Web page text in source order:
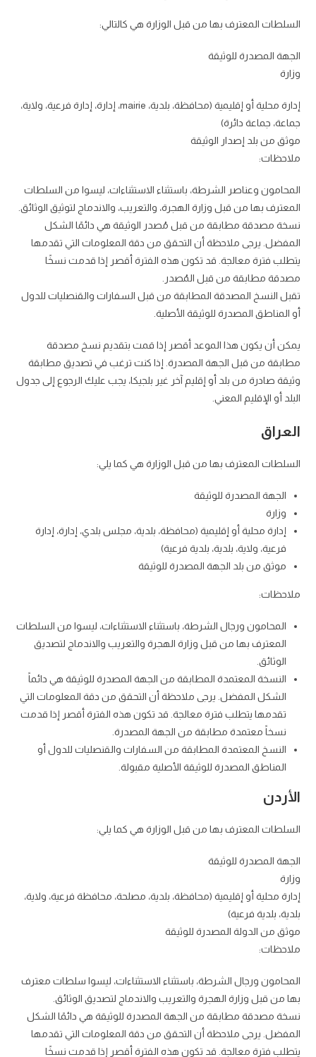
السلطات المعترف بها من قبل الوزارة هي كالتالي:
الجهة المصدرة للوثيقة
وزارة
إدارة محلية أو إقليمية (محافظة، بلدية، mairie، إدارة، إدارة فرعية، ولاية،
جماعة، جماعة دائرة)
موثق من بلد إصدار الوثيقة
ملاحظات:
المحامون وعناصر الشرطة، باستثناء الاستثناءات، ليسوا من السلطات
المعترف بها من قبل وزارة الهجرة، والتعريب، والاندماج لتوثيق الوثائق.
نسخة مصدقة مطابقة من قبل مُصدر الوثيقة هي دائمًا الشكل
المفضل. يرجى ملاحظة أن التحقق من دقة المعلومات التي تقدمها
يتطلب فترة معالجة. قد تكون هذه الفترة أقصر إذا قدمت نسخًا
مصدقة مطابقة من قبل المُصدر.
تقبل النسخ المصدقة المطابقة من قبل السفارات والقنصليات للدول
أو المناطق المصدرة للوثيقة الأصلية.
يمكن أن يكون هذا الموعد أقصر إذا قمت بتقديم نسخ مصدقة
مطابقة من قبل الجهة المصدرة. إذا كنت ترغب في تصديق مطابقة
وثيقة صادرة من بلد أو إقليم آخر غير بلجيكا، يجب عليك الرجوع إلى جدول
البلد أو الإقليم المعني.
العراق
السلطات المعترف بها من قبل الوزارة هي كما يلي:
الجهة المصدرة للوثيقة
وزارة
إدارة محلية أو إقليمية (محافظة، بلدية، مجلس بلدي، إدارة، إدارة
فرعية، ولاية، بلدية، بلدية فرعية)
موثق من بلد الجهة المصدرة للوثيقة
ملاحظات:
المحامون ورجال الشرطة، باستثناء الاستثناءات، ليسوا من السلطات
المعترف بها من قبل وزارة الهجرة والتعريب والاندماج لتصديق
الوثائق.
النسخة المعتمدة المطابقة من الجهة المصدرة للوثيقة هي دائماً
الشكل المفضل. يرجى ملاحظة أن التحقق من دقة المعلومات التي
تقدمها يتطلب فترة معالجة. قد تكون هذه الفترة أقصر إذا قدمت
نسخاً معتمدة مطابقة من الجهة المصدرة.
النسخ المعتمدة المطابقة من السفارات والقنصليات للدول أو
المناطق المصدرة للوثيقة الأصلية مقبولة.
الأردن
السلطات المعترف بها من قبل الوزارة هي كما يلي:
الجهة المصدرة للوثيقة
وزارة
إدارة محلية أو إقليمية (محافظة، بلدية، مصلحة، محافظة فرعية، ولاية،
بلدية، بلدية فرعية)
موثق من الدولة المصدرة للوثيقة
ملاحظات:
المحامون ورجال الشرطة، باستثناء الاستثناءات، ليسوا سلطات معترف
بها من قبل وزارة الهجرة والتعريب والاندماج لتصديق الوثائق.
نسخة مصدقة مطابقة من الجهة المصدرة للوثيقة هي دائمًا الشكل
المفضل. يرجى ملاحظة أن التحقق من دقة المعلومات التي تقدمها
يتطلب فترة معالجة. قد تكون هذه الفترة أقصر إذا قدمت نسخًا